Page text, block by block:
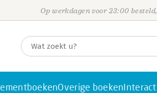
Op werkdagen voor 23:00
Overige boeken